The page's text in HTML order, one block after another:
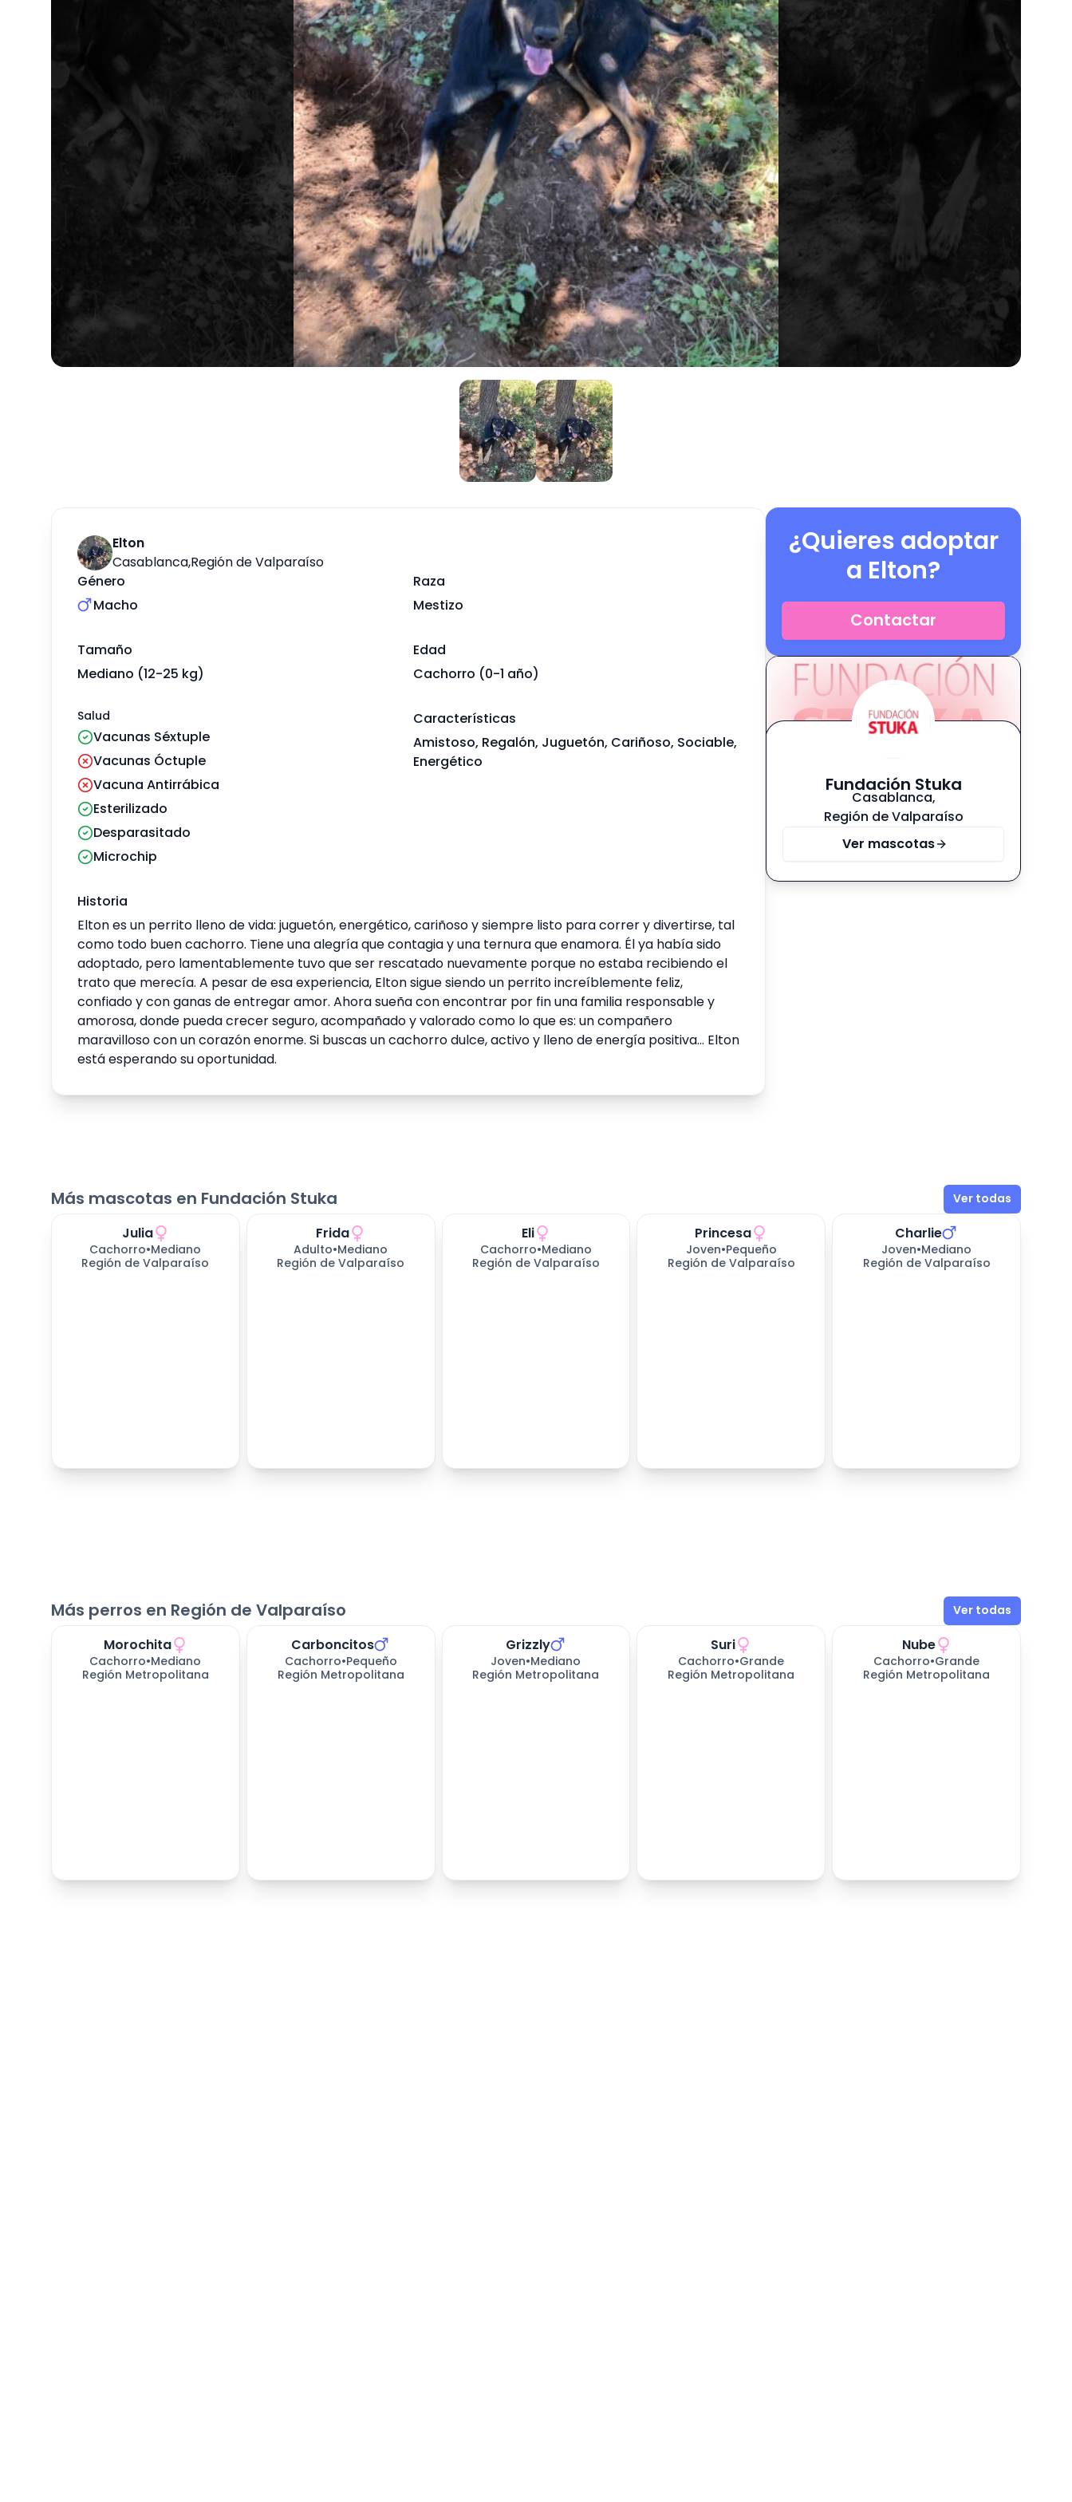
Elton
Casablanca,Región de Valparaíso
Género
Macho
Raza
Mestizo
Tamaño
Mediano (12-25 kg)
Edad
Cachorro (0-1 año)
Salud
Vacunas Séxtuple
Vacunas Óctuple
Vacuna Antirrábica
Esterilizado
Desparasitado
Microchip
Características
Amistoso, Regalón, Juguetón, Cariñoso, Sociable,
Energético
Historia
Elton es un perrito lleno de vida: juguetón, energético, cariñoso y siempre listo para correr y divertirse, tal
como todo buen cachorro. Tiene una alegría que contagia y una ternura que enamora. Él ya había sido
adoptado, pero lamentablemente tuvo que ser rescatado nuevamente porque no estaba recibiendo el
trato que merecía. A pesar de esa experiencia, Elton sigue siendo un perrito increíblemente feliz,
confiado y con ganas de entregar amor. Ahora sueña con encontrar por fin una familia responsable y
amorosa, donde pueda crecer seguro, acompañado y valorado como lo que es: un compañero
maravilloso con un corazón enorme. Si buscas un cachorro dulce, activo y lleno de energía positiva… Elton
está esperando su oportunidad.
¿Quieres adoptar
a Elton?
Contactar
Fundación Stuka
Casablanca,
Región de Valparaíso
Ver mascotas
Más mascotas en Fundación Stuka Ver todas
Julia
Cachorro•Mediano
Región de Valparaíso
Frida
Adulto•Mediano
Región de Valparaíso
Eli
Cachorro•Mediano
Región de Valparaíso
días esperando
Princesa
Joven•Pequeño
Región de Valparaíso
días esperando
Charlie
Joven•Mediano
Región de Valparaíso
Más perros en Región de Valparaíso Ver todas
Morochita
Cachorro•Mediano
Región Metropolitana
Carboncitos
Cachorro•Pequeño
Región Metropolitana
Grizzly
Joven•Mediano
Región Metropolitana
Suri
Cachorro•Grande
Región Metropolitana
Nube
Cachorro•Grande
Región Metropolitana